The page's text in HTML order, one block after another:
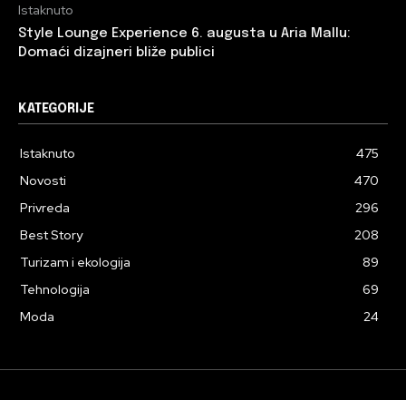
Istaknuto
Style Lounge Experience 6. augusta u Aria Mallu:
Domaći dizajneri bliže publici
KATEGORIJE
Istaknuto
475
Novosti
470
Privreda
296
Best Story
208
Turizam i ekologija
89
Tehnologija
69
Moda
24